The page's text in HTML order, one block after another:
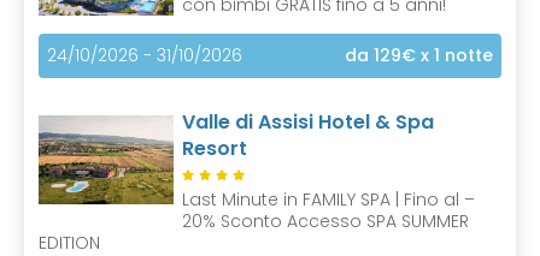
24/10/2026 - 31/10/2026 da 129€ x 1 notte
Valle di Assisi Hotel & Spa
Resort
Last Minute in FAMILY SPA | Fino al –
20% Sconto Accesso SPA SUMMER
EDITION